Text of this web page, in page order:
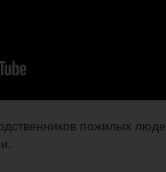
пожилых